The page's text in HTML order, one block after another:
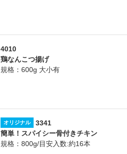
4010
鶏なんこつ揚げ
規格：600g 大小有
オリジナル
3341
簡単！スパイシー骨付きチキン
規格：800g/目安入数:約16本